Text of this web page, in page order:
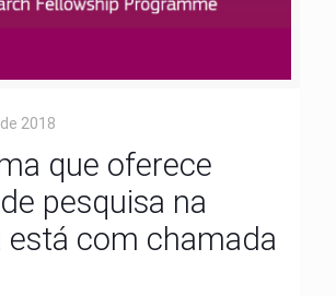
2018
que oferece
pesquisa na
está com chamada